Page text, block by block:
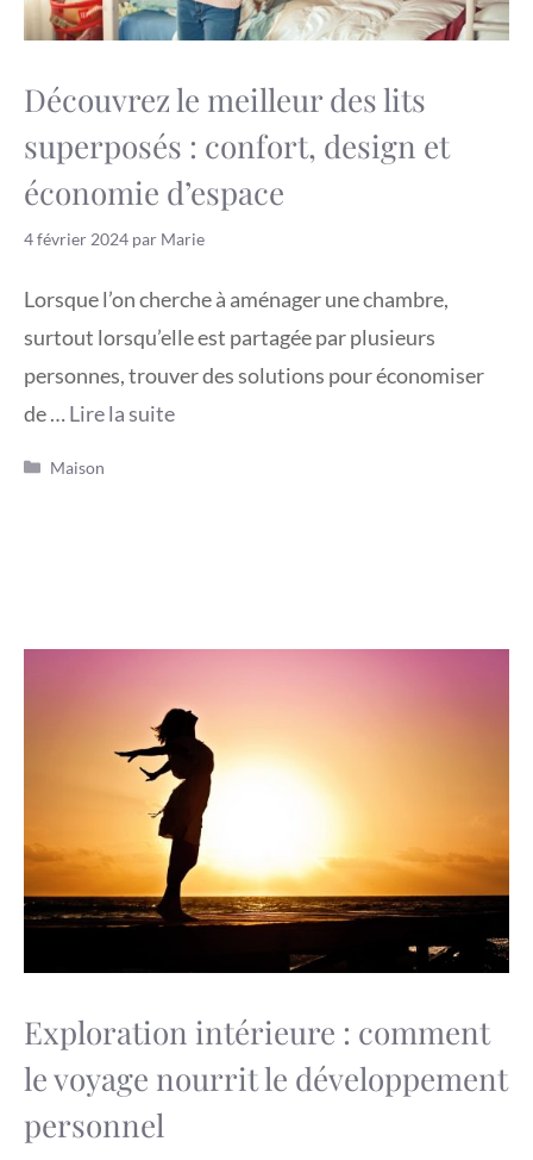
Découvrez le meilleur des lits
superposés : confort, design et
économie d’espace
4 février 2024 par Marie
Lorsque l’on cherche à aménager une chambre,
surtout lorsqu’elle est partagée par plusieurs
personnes, trouver des solutions pour économiser
de …Lire la suite
Catégories
Maison
Exploration intérieure : comment
le voyage nourrit le développement
personnel